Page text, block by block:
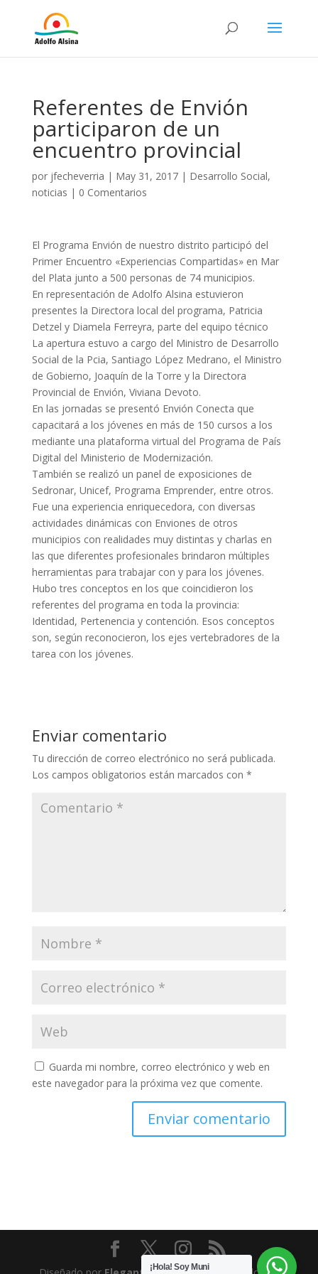
Referentes de Envión
participaron de un
encuentro provincial
por jfecheverria | May 31, 2017| Desarrollo Social,
noticias | 0 Comentarios
El Programa Envión de nuestro distrito participó del
Primer Encuentro «Experiencias Compartidas» en Mar
del Plata junto a 500 personas de 74 municipios.
En representación de Adolfo Alsina estuvieron
presentes la Directora local del programa, Patricia
Detzel y Diamela Ferreyra, parte del equipo técnico
La apertura estuvo a cargo del Ministro de Desarrollo
Social de la Pcia, Santiago López Medrano, el Ministro
de Gobierno, Joaquín de la Torre y la Directora
Provincial de Envión, Viviana Devoto.
En las jornadas se presentó Envión Conecta que
capacitará a los jóvenes en más de 150 cursos a los
mediante una plataforma virtual del Programa de País
Digital del Ministerio de Modernización.
También se realizó un panel de exposiciones de
Sedronar, Unicef, Programa Emprender, entre otros.
Fue una experiencia enriquecedora, con diversas
actividades dinámicas con Enviones de otros
municipios con realidades muy distintas y charlas en
las que diferentes profesionales brindaron múltiples
herramientas para trabajar con y para los jóvenes.
Hubo tres conceptos en los que coincidieron los
referentes del programa en toda la provincia:
Identidad, Pertenencia y contención. Esos conceptos
son, según reconocieron, los ejes vertebradores de la
tarea con los jóvenes.
Enviar comentario
Tu dirección de correo electrónico no será publicada.
Los campos obligatorios están marcados con *
Guarda mi nombre, correo electrónico y web en
este navegador para la próxima vez que comente.
¡Hola! Soy Muni